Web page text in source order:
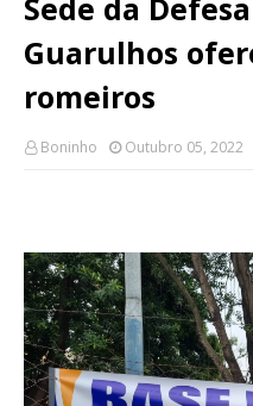
Sede da
Guarulhos
romeiros
Boninho Outubro 05, 2022